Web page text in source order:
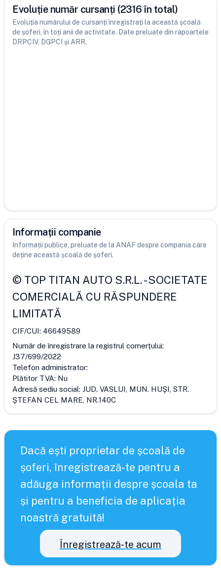
Evoluție număr cursanți (2316 în total)
Evoluția numărului de cursanți înregistrați la această școală
de șoferi, în toți anii de activitate. Date preluate din rapoartele
DRPCIV, DGPCI și ARR.
Informații companie
Informații publice, preluate de la ANAF despre compania care
deține această școală de șoferi.
© TOP TITAN AUTO S.R.L.-SOCIETATE
COMERCIALĂ CU RĂSPUNDERE
LIMITATĂ
CIF/CUI: 46649589
Număr de înregistrare la registrul comerțului:
J37/699/2022
Telefon administrator:
Plătitor TVA: Nu
Adresă sediu social: JUD. VASLUI, MUN. HUŞI, STR.
ŞTEFAN CEL MARE, NR.140C
Dacă ești proprietar de școală de
șoferi, înregistrează-te pentru a
adăuga informații despre școala ta
și pentru a beneficia de aplicația
noastră gratuită!
Înregistrează-te acum